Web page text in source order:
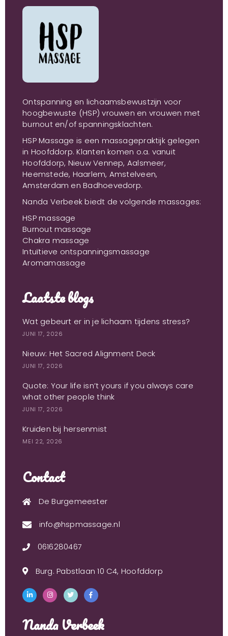
Ontspanning en lichaamsbewustzijn voor
hoogbewuste (HSP) vrouwen en vrouwen met
burnout en/of spanningsklachten.
HSP Massage is een massagepraktijk gelegen
in Hoofddorp. Klanten komen o.a. vanuit
Hoofddorp, Nieuw Vennep, Aalsmeer,
Heemstede, Haarlem, Amstelveen,
Amsterdam en Badhoevedorp.
Nanda Verbeek biedt de volgende massages:
HSP massage
Burnout massage
Chakra massage
Intuïtieve ontspanningsmassage
Aromamassage
Laatste blogs
Wat gebeurt er in je lichaam tijdens stress?
JUNI 17, 2026
Nieuw: Het Sacred Alignment Deck
JUNI 17, 2026
Quote: Your life isn’t yours if you always care
what other people think
JUNI 17, 2026
Kruiden bij hersenmist
MEI 22, 2026
Contact
De Burgemeester
info@hspmassage.nl
0616280467
Burg. Pabstlaan 10 C4, Hoofddorp
Nanda Verbeek